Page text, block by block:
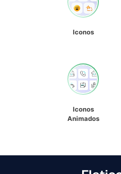
Iconos
Iconos
Animados